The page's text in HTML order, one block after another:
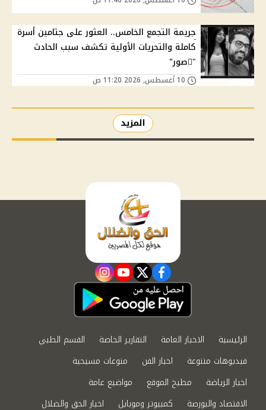
جريمة التجمع الخامس.. العثور على جثامين أسرة
كاملة والتحريات الأولية تكشف سبب الحادث
"ًصور"
المزيد
facebook
twitter
youtube
instagram
الرئيسية الاخبار العامة التقارير الخاصة
القسم الطبي
فيديوهات متنوعة
اخبار الفن
منوعات مسيحية
اخبار الرياضة
مطبخ الموقع
مواضيع عامة
الاقتصاد والبورصة
كمبيوتر وموبايل اخبار الحق والضلال